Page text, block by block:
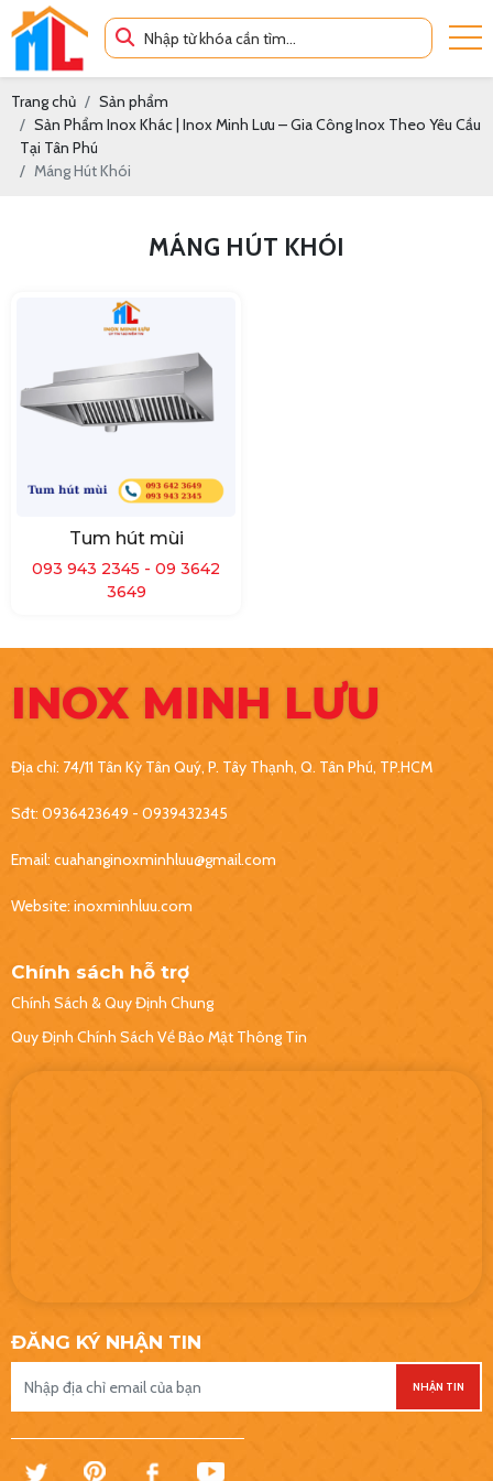
Trang chủ
Sản phẩm
Sản Phẩm Inox Khác | Inox Minh Lưu – Gia Công Inox Theo Yêu Cầu
Tại Tân Phú
Máng Hút Khói
MÁNG HÚT KHÓI
Tum hút mùi
093 943 2345 - 09 3642
3649
INOX MINH LƯU
Địa chỉ: 74/11 Tân Kỳ Tân Quý, P. Tây Thạnh, Q. Tân Phú, TP.HCM
Sđt: 0936423649 - 0939432345
Email: cuahanginoxminhluu@gmail.com
Website: inoxminhluu.com
Chính sách hỗ trợ
Chính Sách & Quy Định Chung
Quy Định Chính Sách Về Bảo Mật Thông Tin
ĐĂNG KÝ NHẬN TIN
NHẬN TIN